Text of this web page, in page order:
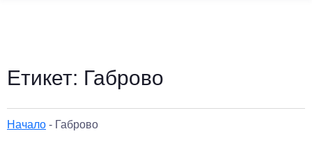
Етикет: Габрово
Начало - Габрово